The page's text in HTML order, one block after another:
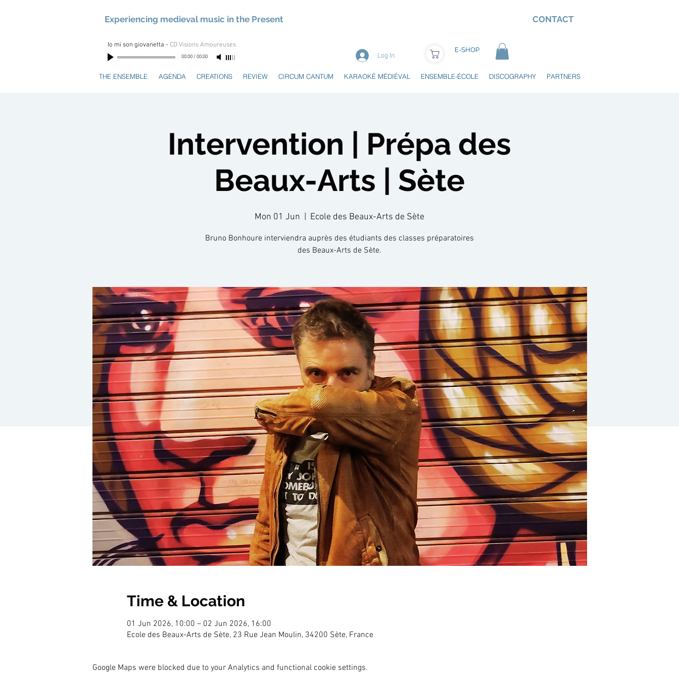
Experiencing medieval music in the Present CONTACT
Io mi son giovanetta - CD Visions Amoureuses
00:00/00:00 Log In
E-SHOP
THE ENSEMBLE AGENDA CREATIONS REVIEW CIRCUM CANTUM KARAOKÉ MÉDIÉVAL ENSEMBLE-ÉCOLE DISCOGRAPHY PARTNERS
Intervention | Prépa des
Beaux-Arts | Sète
Mon 01 Jun
  |
Ecole des Beaux-Arts de Sète
Bruno Bonhoure interviendra auprès des étudiants des classes préparatoires
des Beaux-Arts de Sète.
Time & Location
01 Jun 2026, 10:00 – 02 Jun 2026, 16:00
Ecole des Beaux-Arts de Sète, 23 Rue Jean Moulin, 34200 Sète, France
Google Maps were blocked due to your Analytics and functional cookie settings.